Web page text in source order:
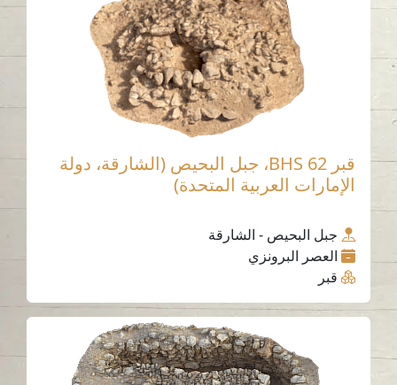
قبر BHS 62، جبل البحيص (الشارقة، دولة
الإمارات العربية المتحدة)
جبل البحيص - الشارقة
العصر البرونزي
قبر